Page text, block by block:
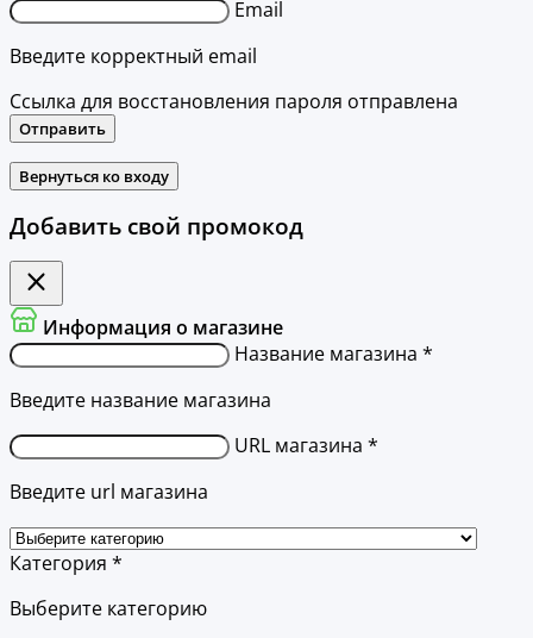
Email
Введите корректный email
Ссылка для восстановления пароля отправлена
Отправить
Вернуться ко входу
Добавить свой промокод
Информация о магазине
Название магазина *
Введите название магазина
URL магазина *
Введите url магазина
Категория *
Выберите категорию